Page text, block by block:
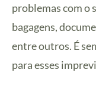
problemas com o
bagagens,
entre outros. É
para esses